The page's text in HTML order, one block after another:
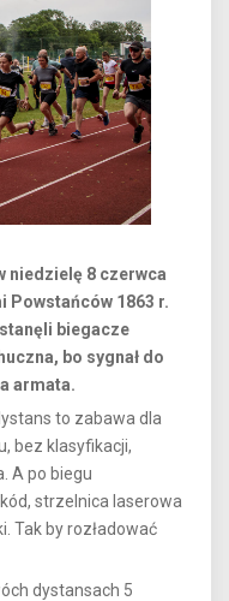
niedzielę 8 czerwca
Powstańców 1863 r.
biegacze
bo sygnał do
armata.
to zabawa dla
bez klasyfikacji,
A po biegu
strzelnica laserowa
Tak by rozładować
dystansach 5